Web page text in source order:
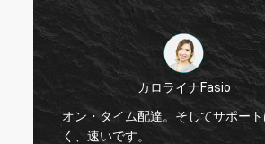
カロライナFasio
オン・タイム配達。そしてサポート
く、速いです。